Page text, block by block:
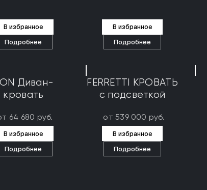
В избранное
Подробнее
В избранное
Подробнее
Диван-
кровать
64 680 руб.
В избранное
Подробнее
FERRETTI КРОВАТЬ
с подсветкой
от 539 000 руб.
В избранное
Подробнее